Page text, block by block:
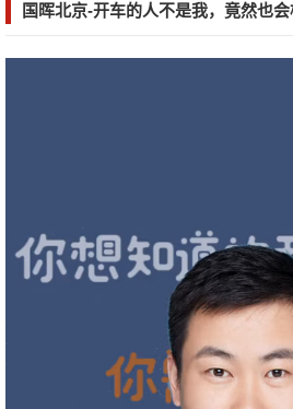
国晖北京-开车的人不是我，竟然也会